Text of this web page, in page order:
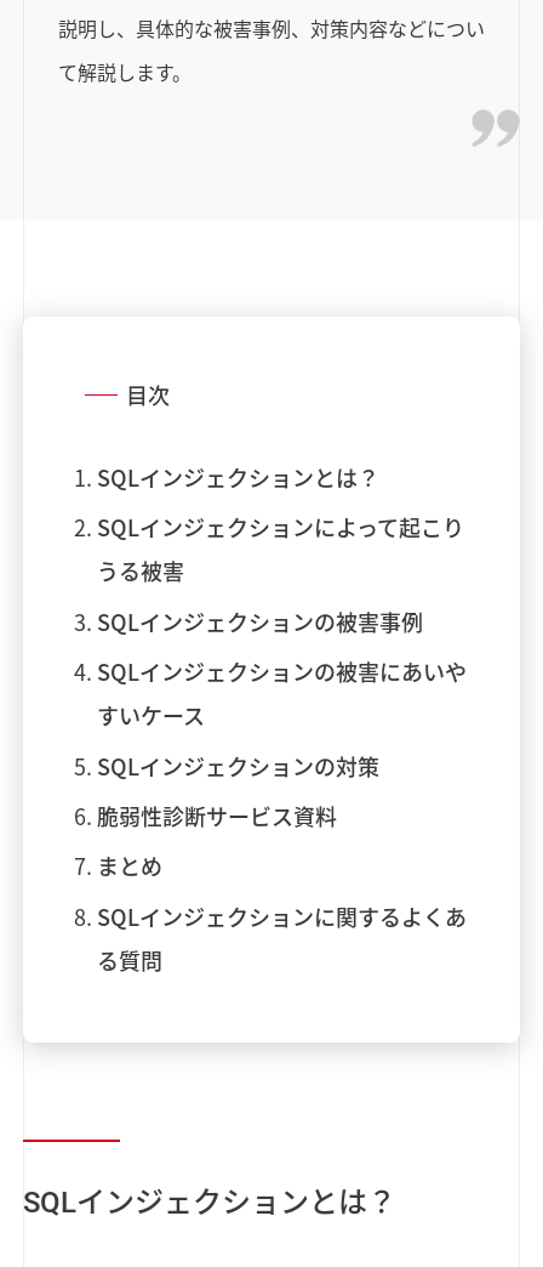
説明し、具体的な被害事例、対策内容などについ
て解説します。
目次
SQLインジェクションとは？
SQLインジェクションによって起こり
うる被害
SQLインジェクションの被害事例
SQLインジェクションの被害にあいや
すいケース
SQLインジェクションの対策
脆弱性診断サービス資料
まとめ
SQLインジェクションに関するよくあ
る質問
SQLインジェクションとは？